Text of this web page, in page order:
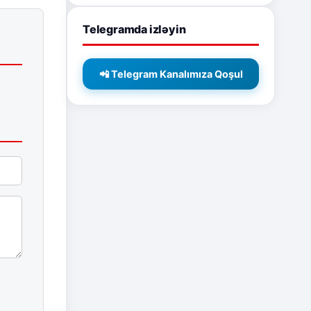
Telegramda izləyin
📲 Telegram Kanalımıza Qoşul